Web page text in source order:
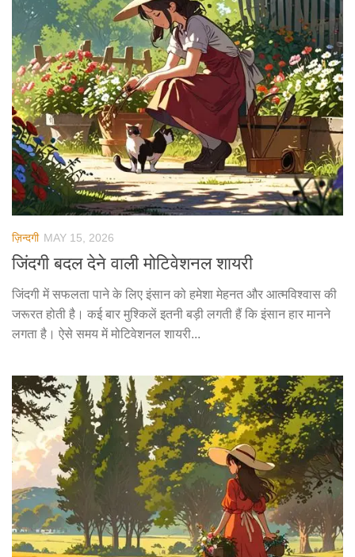
ज़िन्दगी MAY 15, 2026
जिंदगी बदल देने वाली मोटिवेशनल शायरी
जिंदगी में सफलता पाने के लिए इंसान को हमेशा मेहनत और आत्मविश्वास की
जरूरत होती है। कई बार मुश्किलें इतनी बड़ी लगती हैं कि इंसान हार मानने
लगता है। ऐसे समय में मोटिवेशनल शायरी...